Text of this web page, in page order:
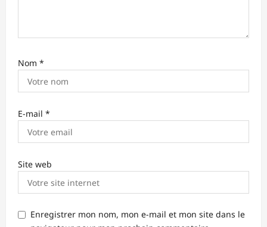
Nom *
E-mail *
Site web
Enregistrer mon nom, mon e-mail et mon site dans le